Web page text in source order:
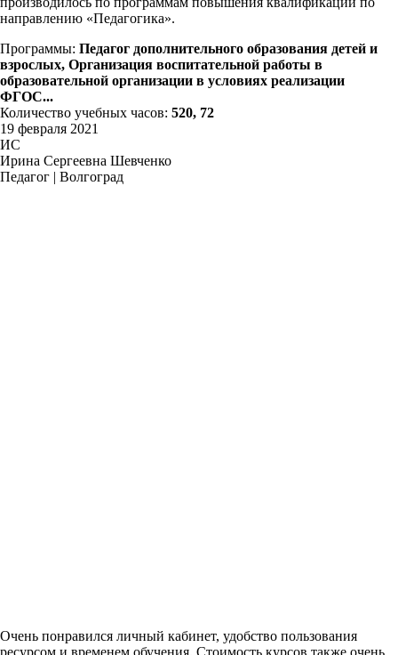
направлению «Педагогика».
Программы: Педагог дополнительного образования детей и
взрослых, Организация воспитательной работы в
образовательной организации в условиях реализации
ФГОС...
Количество учебных часов: 520, 72
19 февраля 2021
ИС
Ирина Сергеевна Шевченко
Педагог | Волгоград
Очень понравился личный кабинет, удобство пользования
ресурсом и временем обучения. Стоимость курсов также очень